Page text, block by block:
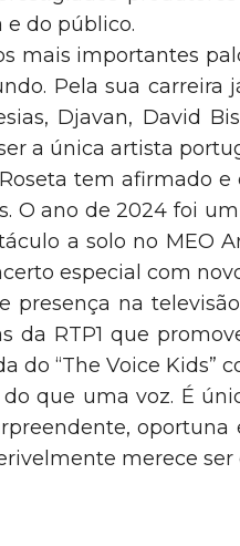
do público.
mais importantes
Pela sua
Djavan, David
a única artista
tem afirmado
O ano de 2024 foi
a solo no MEO
especial com
presença na
da RTP1 que
do “The Voice Kids”
que uma voz. É
merece ser